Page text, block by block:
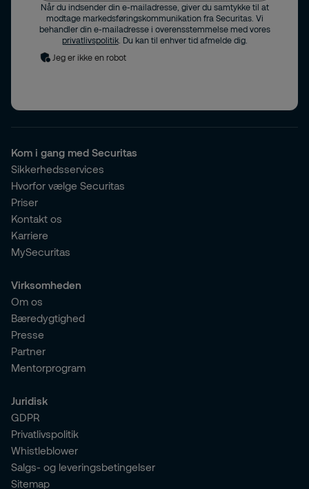
Når du indsender din e-mailadresse, giver du samtykke til at
modtage markedsføringskommunikation fra Securitas. Vi
behandler din e-mailadresse i overensstemmelse med vores
privatlivspolitik. Du kan til enhver tid afmelde dig.
Jeg er ikke en robot
Kom i gang med Securitas
Sikkerhedsservices
Hvorfor vælge Securitas
Priser
Kontakt os
Karriere
MySecuritas
Virksomheden
Om os
Bæredygtighed
Presse
Partner
Mentorprogram
Juridisk
GDPR
Privatlivspolitik
Whistleblower
Salgs- og leveringsbetingelser
Sitemap